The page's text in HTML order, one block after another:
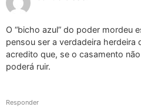
O “bicho azul” do poder mordeu
pensou ser a verdadeira
acredito que, se o casamento
poderá ruir.
Responder